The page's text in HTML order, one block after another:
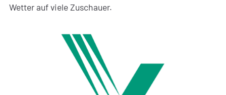
Wetter auf viele Zuschauer.